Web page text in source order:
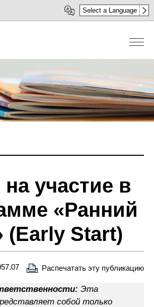
Select a Language
участие в
«Ранний
(Early Start)
Распечатать эту публикацию
Эта
собой только